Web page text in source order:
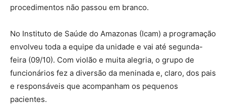
procedimentos não passou em branco.
No Instituto de Saúde do Amazonas (Icam) a programação
envolveu toda a equipe da unidade e vai até segunda-
feira (09/10). Com violão e muita alegria, o grupo de
funcionários fez a diversão da meninada e, claro, dos pais
e responsáveis que acompanham os pequenos
pacientes.